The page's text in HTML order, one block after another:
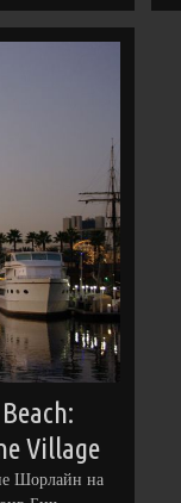
Village
Шорлайн на